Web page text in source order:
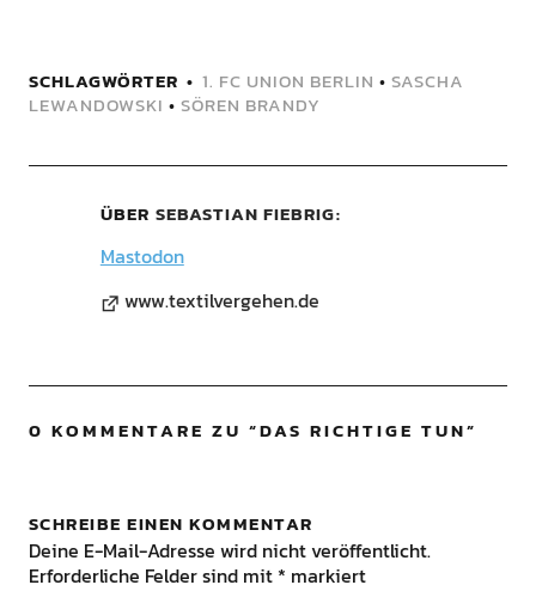
SCHLAGWÖRTER 1. FC UNION BERLIN • SASCHA
LEWANDOWSKI • SÖREN BRANDY
ÜBER SEBASTIAN FIEBRIG
Mastodon
www.textilvergehen.de
0 KOMMENTARE ZU “DAS RICHTIGE TUN”
SCHREIBE EINEN KOMMENTAR
Deine E-Mail-Adresse wird nicht veröffentlicht.
Erforderliche Felder sind mit * markiert